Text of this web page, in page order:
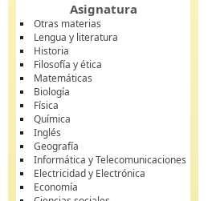
Asignatura
Otras materias
Lengua y literatura
Historia
Filosofía y ética
Matemáticas
Biología
Física
Química
Inglés
Geografía
Informática y Telecomunicaciones
Electricidad y Electrónica
Economía